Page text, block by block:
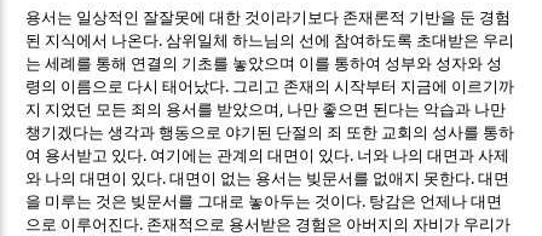
용서는 일상적인 잘잘못에 대한 것이라기보다 존재론적 기반을 둔 경험
된 지식에서 나온다.삼위일체 하느님의 선에 참여하도록 초대받은 우리
는 세례를 통해 연결의 기초를 놓았으며 이를 통하여 성부와 성자와 성
령의 이름으로 다시 태어났다. 그리고 존재의 시작부터 지금에 이르기까
지 지었던 모든 죄의 용서를 받았으며 , 나만 좋으면 된다는 악습과 나만
챙기겠다는 생각과 행동으로 야기된 단절의 죄 또한 교회의 성사를 통하
여 용서받고 있다. 여기에는 관계의 대면이 있다. 너와 나의 대면과 사제
와 나의 대면이 있다.대면이 없는 용서는 빚문서를 없애지 못한다.대면
을 미루는 것은 빚문서를 그대로 놓아두는 것이다. 탕감은 언제나 대면
으로 이루어진다. 존재적으로 용서받은 경험은 아버지의 자비가 우리가